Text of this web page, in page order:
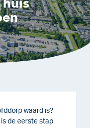
waard is?
de eerste stap